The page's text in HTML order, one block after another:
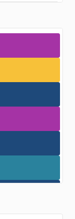
Nota Fiscal de Serviço Eletrônica - Reforma Tributária